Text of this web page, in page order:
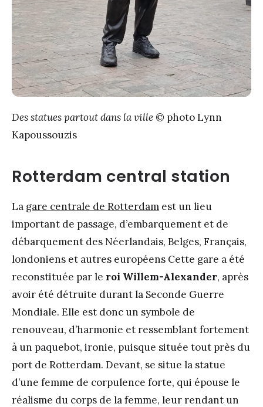
Des statues partout dans la ville © photo Lynn
Kapoussouzis
Rotterdam central station
La gare centrale de Rotterdam est un lieu
important de passage, d’embarquement et de
débarquement des Néerlandais, Belges, Français,
londoniens et autres européens Cette gare a été
reconstituée par le roi Willem-Alexander, après
avoir été détruite durant la Seconde Guerre
Mondiale. Elle est donc un symbole de
renouveau, d’harmonie et ressemblant fortement
à un paquebot, ironie, puisque située tout près du
port de Rotterdam. Devant, se situe la statue
d’une femme de corpulence forte, qui épouse le
réalisme du corps de la femme, leur rendant un